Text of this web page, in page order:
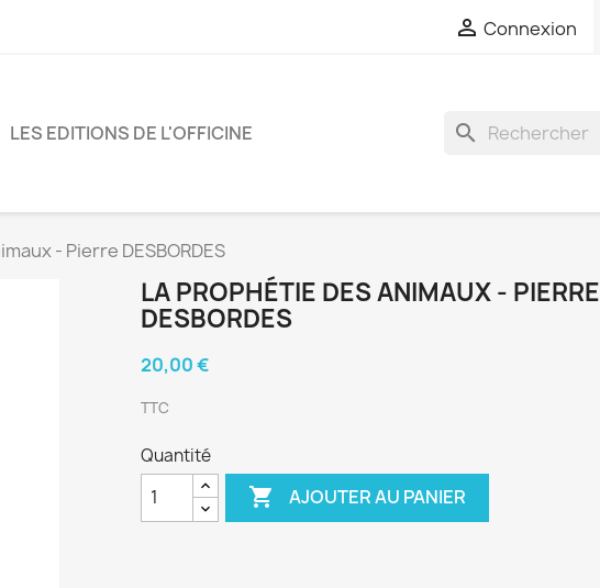
 Connexion
LES EDITIONS DE L'OFFICINE search
- Pierre DESBORDES
LA PROPHÉTIE DES ANIMAUX - PIERRE
DESBORDES
20,00 €
TTC
Quantité
 AJOUTER AU PANIER